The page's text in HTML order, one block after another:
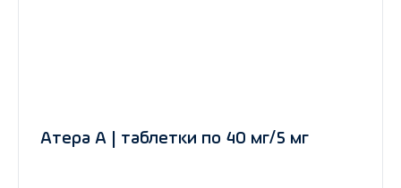
Атера А | таблетки по 40 мг/5 мг